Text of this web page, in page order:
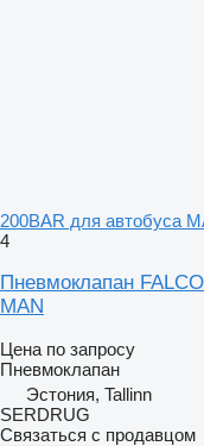
200BAR для автобуса
4
Пневмоклапан
MAN
Цена по запросу
Пневмоклапан
Эстония, Tallinn
SERDRUG
Связаться с продавцом